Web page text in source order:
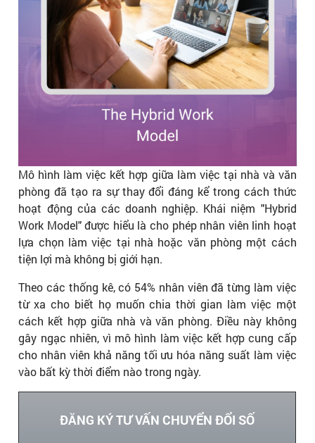
Mô hình làm việc kết hợp giữa làm việc tại nhà và văn
phòng đã tạo ra sự thay đổi đáng kể trong cách thức
hoạt động của các doanh nghiệp. Khái niệm "Hybrid
Work Model" được hiểu là cho phép nhân viên linh hoạt
lựa chọn làm việc tại nhà hoặc văn phòng một cách
tiện lợi mà không bị giới hạn.
Theo các thống kê, có 54% nhân viên đã từng làm việc
từ xa cho biết họ muốn chia thời gian làm việc một
cách kết hợp giữa nhà và văn phòng. Điều này không
gây ngạc nhiên, vì mô hình làm việc kết hợp cung cấp
cho nhân viên khả năng tối ưu hóa năng suất làm việc
vào bất kỳ thời điểm nào trong ngày.
ĐĂNG KÝ TƯ VẤN CHUYỂN ĐỔI SỐ